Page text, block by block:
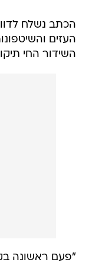
הכתב נשלח
העזים
השידור החי תיקו
"פעם ראשונה